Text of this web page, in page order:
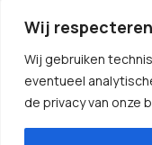
Wij
Wij gebruiken
eventueel
de privacy van onze
CONTACT